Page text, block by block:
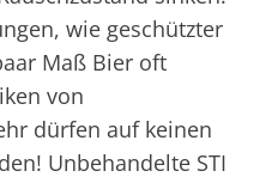
wie geschützter
Maß Bier oft
von
dürfen auf keinen
Unbehandelte STI